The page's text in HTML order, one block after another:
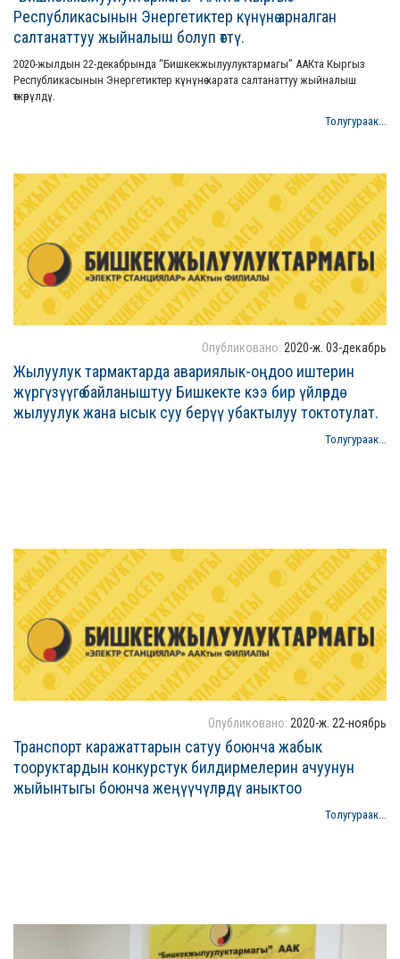
Республикасынын Энергетиктер күнүнө арналган
салтанаттуу жыйналыш болуп өттү.
2020-жылдын 22-декабрында “Бишкекжылуулуктармагы” ААКта Кыргыз
Республикасынын Энергетиктер күнүнө карата салтанаттуу жыйналыш
өткөрүлдү.
Толугураак...
Опубликовано: 2020-ж. 03-декабрь
Жылуулук тармактарда авариялык-оңдоо иштерин
жүргүзүүгө байланыштуу Бишкекте кээ бир үйлөрдө
жылуулук жана ысык суу берүү убактылуу токтотулат.
Толугураак...
Опубликовано: 2020-ж. 22-ноябрь
Транспорт каражаттарын сатуу боюнча жабык
тооруктардын конкурстук билдирмелерин ачуунун
жыйынтыгы боюнча жеңүүчүлөрдү аныктоо
Толугураак...